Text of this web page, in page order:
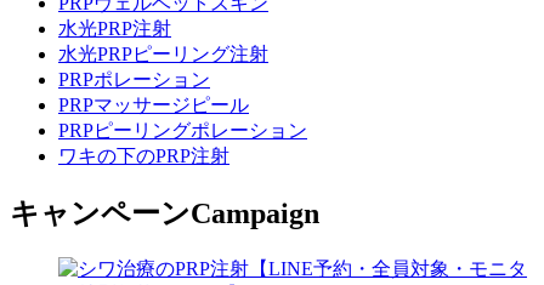
水光PRP注射
水光PRPピーリング注射
PRPポレーション
PRPマッサージピール
PRPピーリングポレーション
ワキの下のPRP注射
キャンペーンCampaign